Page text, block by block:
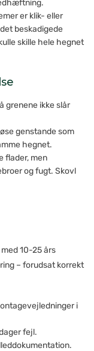
er klik- eller
beskadigede
skille hele hegnet
grenene ikke slår
genstande som
hegnet.
flader, men
og fugt. Skovl
10-25 års
– forudsat korrekt
i
fejl.